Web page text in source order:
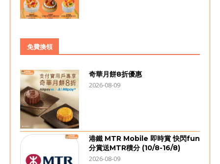
免費換領
奇華月餅8折優惠
2026-08-09
港鐵 MTR Mobile 即時賞 快閃fun
分賞送MTR積分 (10/8-16/8)
2026-08-09